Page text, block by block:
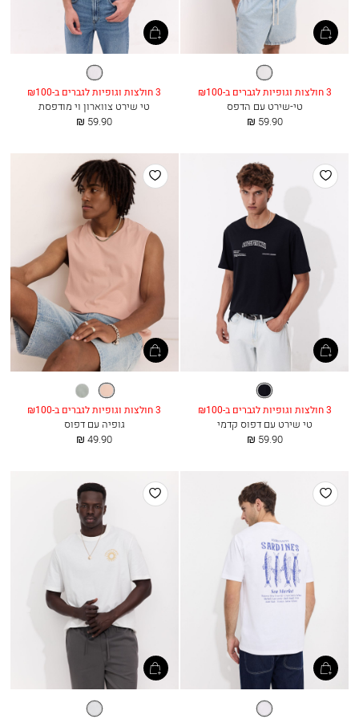
לבן
3 חולצות וגופיות לגברים ב-₪100
טי-שירט עם הדפס
החל
59.90 ₪
לבן
3 חולצות וגופיות לגברים ב-₪100
טי שירט צווארון וי מודפסת
החל
59.90 ₪
הוסף
למועדפים
שחור
3 חולצות וגופיות לגברים ב-₪100
טי שירט עם דפוס קדמי
החל
59.90 ₪
הוסף
למועדפים
ורוד
אבק
ירוק
אייסברג
3 חולצות וגופיות לגברים ב-₪100
גופיה עם דפוס
החל
49.90 ₪
הוסף
למועדפים
לבן
הוסף
למועדפים
אופוויט